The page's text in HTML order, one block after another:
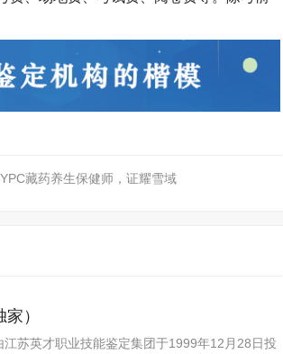
藏药养生保健师，证耀雪域
）
苏英才职业技能鉴定集团于1999年12月28日投